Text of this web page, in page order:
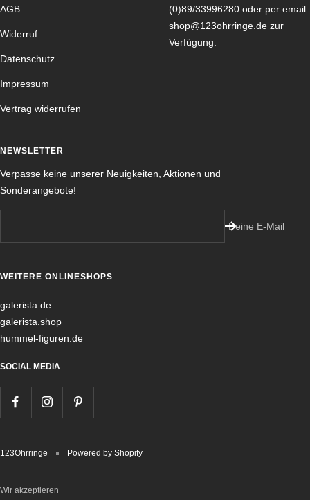
AGB
Widerruf
Datenschutz
Impressum
Vertrag widerrufen
(0)89/33996280 oder per email
shop@123ohrringe.de zur
Verfügung.
NEWSLETTER
Verpasse keine unserer Neuigkeiten, Aktionen und
Sonderangebote!
Deine E-Mail
WEITERE ONLINESHOPS
galerista.de
galerista.shop
hummel-figuren.de
SOCIAL MEDIA
123Ohrringe Powered by Shopify
Wir akzeptieren